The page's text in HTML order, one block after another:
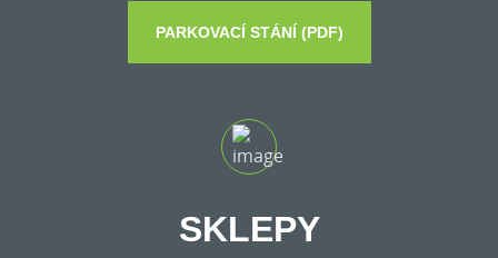
PARKOVACÍ STÁNÍ (PDF)
SKLEPY